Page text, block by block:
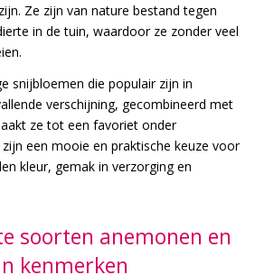
Ze zijn van nature bestand tegen
in de tuin, waardoor ze zonder veel
snijbloemen die populair zijn in
verschijning, gecombineerd met
ze tot een favoriet onder
een mooie en praktische keuze voor
kleur, gemak in verzorging en
soorten anemonen en
kenmerken